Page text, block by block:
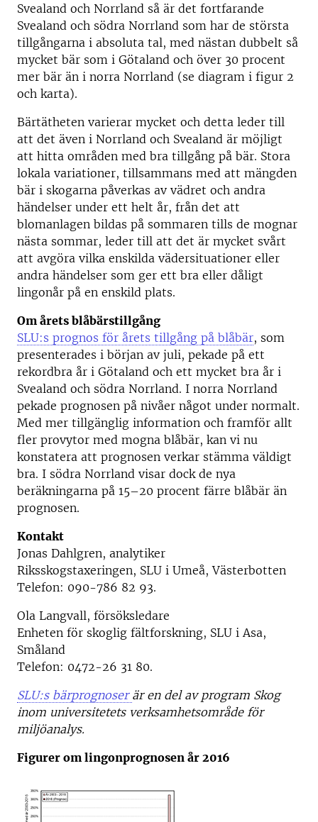
Svealand och Norrland så är det fortfarande
Svealand och södra Norrland som har de största
tillgångarna i absoluta tal, med nästan dubbelt så
mycket bär som i Götaland och över 30 procent
mer bär än i norra Norrland (se diagram i figur 2
och karta).
Bärtätheten varierar mycket och detta leder till
att det även i Norrland och Svealand är möjligt
att hitta områden med bra tillgång på bär. Stora
lokala variationer, tillsammans med att mängden
bär i skogarna påverkas av vädret och andra
händelser under ett helt år, från det att
blomanlagen bildas på sommaren tills de mognar
nästa sommar, leder till att det är mycket svårt
att avgöra vilka enskilda vädersituationer eller
andra händelser som ger ett bra eller dåligt
lingonår på en enskild plats.
Om årets blåbärstillgång
SLU:s prognos för årets tillgång på blåbär, som
presenterades i början av juli, pekade på ett
rekordbra år i Götaland och ett mycket bra år i
Svealand och södra Norrland. I norra Norrland
pekade prognosen på nivåer något under normalt.
Med mer tillgänglig information och framför allt
fler provytor med mogna blåbär, kan vi nu
konstatera att prognosen verkar stämma väldigt
bra. I södra Norrland visar dock de nya
beräkningarna på 15–20 procent färre blåbär än
prognosen.
Kontakt
Jonas Dahlgren, analytiker
Riksskogstaxeringen, SLU i Umeå, Västerbotten
Telefon: 090-786 82 93.
Ola Langvall, försöksledare
Enheten för skoglig fältforskning, SLU i Asa,
Småland
Telefon: 0472-26 31 80.
SLU:s bärprognoser är en del av program Skog
inom universitetets verksamhetsområde för
miljöanalys.
Figurer om lingonprognosen år 2016